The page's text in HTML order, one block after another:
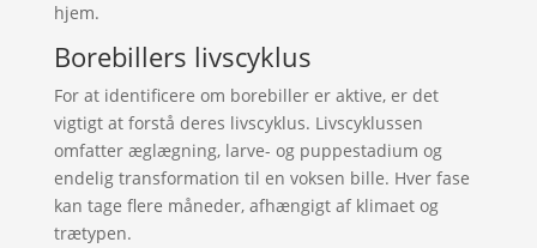
hjem.
Borebillers livscyklus
For at identificere om borebiller er aktive, er det
vigtigt at forstå deres livscyklus. Livscyklussen
omfatter æglægning, larve- og puppestadium og
endelig transformation til en voksen bille. Hver fase
kan tage flere måneder, afhængigt af klimaet og
trætypen.